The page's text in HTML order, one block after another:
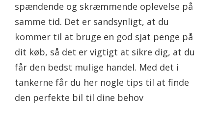
spændende og skræmmende oplevelse på
samme tid. Det er sandsynligt, at du
kommer til at bruge en god sjat penge på
dit køb, så det er vigtigt at sikre dig, at du
får den bedst mulige handel. Med det i
tankerne får du her nogle tips til at finde
den perfekte bil til dine behov